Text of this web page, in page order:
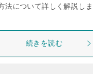
法について詳しく解説しま
続きを読む